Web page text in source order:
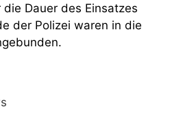
Dauer des Einsatzes
der Polizei waren in die